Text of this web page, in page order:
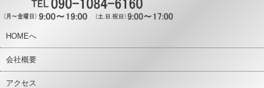
HOMEへ
会社概要
アクセス